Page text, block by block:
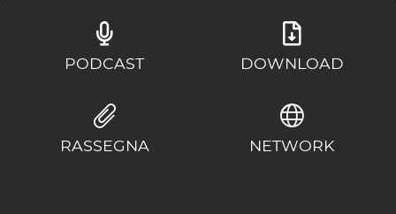
PODCAST DOWNLOAD
RASSEGNA NETWORK